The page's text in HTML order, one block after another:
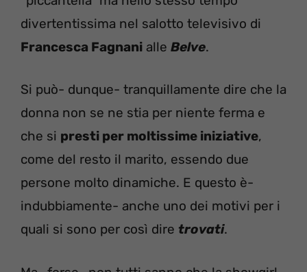
divertentissima nel salotto televisivo di
Francesca Fagnani alle Belve.
Si può- dunque- tranquillamente dire che la
donna non se ne stia per niente ferma e
che si presti per moltissime iniziative,
come del resto il marito, essendo due
persone molto dinamiche. E questo è-
indubbiamente- anche uno dei motivi per i
quali si sono per così dire trovati.